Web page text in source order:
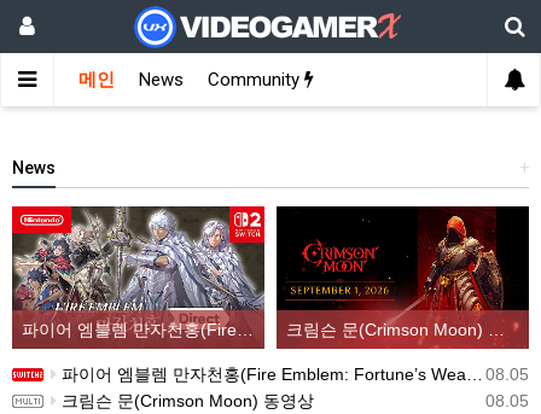
메인 News Community
+
News
크림슨 문(Crimson Moon) 동영상
08.05
파이어 엠블렘 만자천홍(Fire Emblem: Fortune’s Weave) 스크린샷과 동영상(한국어 자막)
08.05
크림슨 문(Crimson Moon) 동영상